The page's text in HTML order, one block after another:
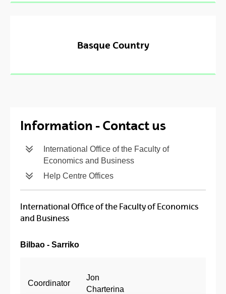
Basque Country
Information - Contact us
International Office of the Faculty of
Economics and Business
Help Centre Offices
International Office of the Faculty of Economics
and Business
Bilbao - Sarriko
Coordinator
Jon
Charterina